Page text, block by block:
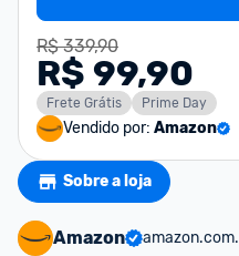
R$ 339,90
R$ 99,90
Frete Grátis Prime Day
Vendido por: Amazon
Sobre a loja
Amazon